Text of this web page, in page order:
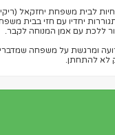
לבית משפחת יחזקאל
יחדיו עם חזי בבית
ללכת עם אמן המנוחה לקבר.
פרועה ומרגשת על משפחה
לא להתחתן.